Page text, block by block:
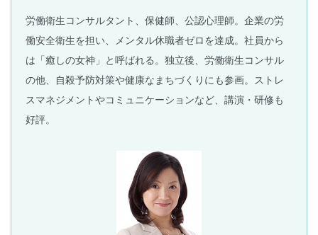
労働衛生コンサルタント、保健師、公認心理師。企業の労
働安全衛生を担い、メンタル休職者ゼロを達成。社員から
は「癒しの女神」と呼ばれる。独立後、労働衛生コンサル
の他、自殺予防対策や健康なまちづくりにも参画。ストレ
スマネジメントやコミュニケーションなど、講演・研修も
好評。